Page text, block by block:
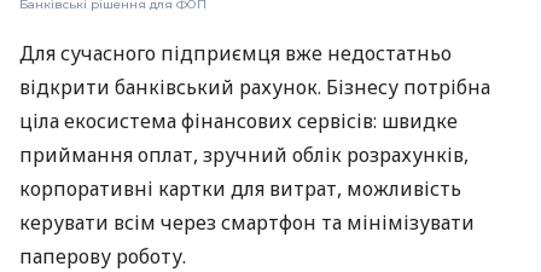
Банківські рішення для ФОП
Для сучасного підприємця вже недостатньо
відкрити банківський рахунок. Бізнесу потрібна
ціла екосистема фінансових сервісів: швидке
приймання оплат, зручний облік розрахунків,
корпоративні картки для витрат, можливість
керувати всім через смартфон та мінімізувати
паперову роботу.